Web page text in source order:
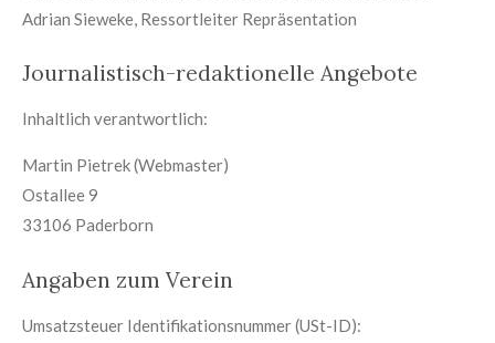
Adrian Sieweke, Ressortleiter Repräsentation
Journalistisch-redaktionelle Angebote
Inhaltlich verantwortlich:
Martin Pietrek (Webmaster)
Ostallee 9
33106 Paderborn
Angaben zum Verein
Umsatzsteuer Identifikationsnummer (USt-ID):